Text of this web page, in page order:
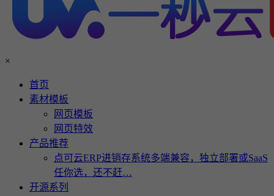
×
首页
素材模板
网页模板
网页特效
产品推荐
点可云ERP进销存系统多端兼容，独立部署或SaaS
任你选，还不赶…
开源系列